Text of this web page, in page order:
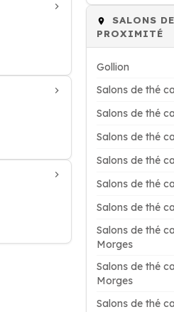
SALONS
PROXIMITÉ
Gollion
Salons de thé
Salons de thé
Salons de thé
Salons de thé
Salons de thé
Salons de thé
Salons de thé
Morges
Salons de thé
Morges
Salons de thé